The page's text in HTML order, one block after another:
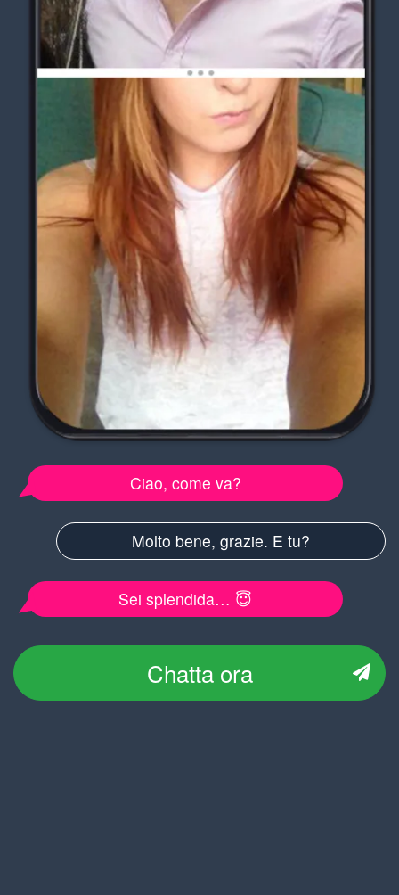
Ciao, come va?
Molto bene, grazie. E tu?
Sei splendida… 😇
Chatta ora